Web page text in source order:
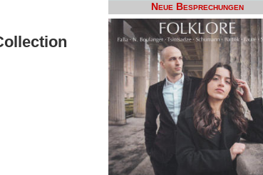
Neue Besprechungen